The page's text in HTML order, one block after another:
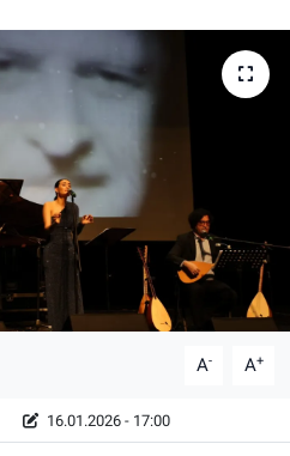
A- A+
16.01.2026 - 17:00